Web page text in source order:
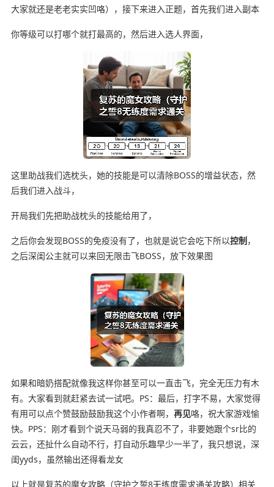
大家就还是老老实实凹咯），接下来进入正题，首先我们进入副本
你等级可以打哪个就打最高的，然后进入选人界面，
这里助战我们选枕头，她的技能是可以清除BOSS的增益状态，然
后我们进入战斗，
开局我们先把助战枕头的技能给用了，
之后你会发现BOSS的免疫没有了，也就是说它会吃下所以控制，
之后深闺公主就可以来回无限击飞BOSS，放下效果图
如果和暗奶搭配就像我这样你甚至可以一直击飞，完全无压力有木
有。大家看到就赶紧去试一试吧。PS：最后，打字不易，大家觉得
有用可以点个赞鼓励鼓励我这个小作者啊， 再见咯，祝大家游戏愉
快。PPS：刚才看到个说天马弱的我真忍不了，非要她跟个sr比的
云云，还扯什么自动不行，打自动乐趣早少一半了，我只想说，深
闺yyds，虽然输出还得看龙女
以上就是复苏的魔女攻略（守护之誓8无练度需求通关攻略）相关